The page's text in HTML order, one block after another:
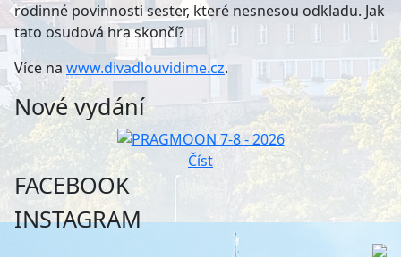
rodinné povinnosti sester, které nesnesou odkladu. Jak
tato osudová hra skončí?
Více na www.divadlouvidime.cz.
Nové vydání
Číst
FACEBOOK
INSTAGRAM